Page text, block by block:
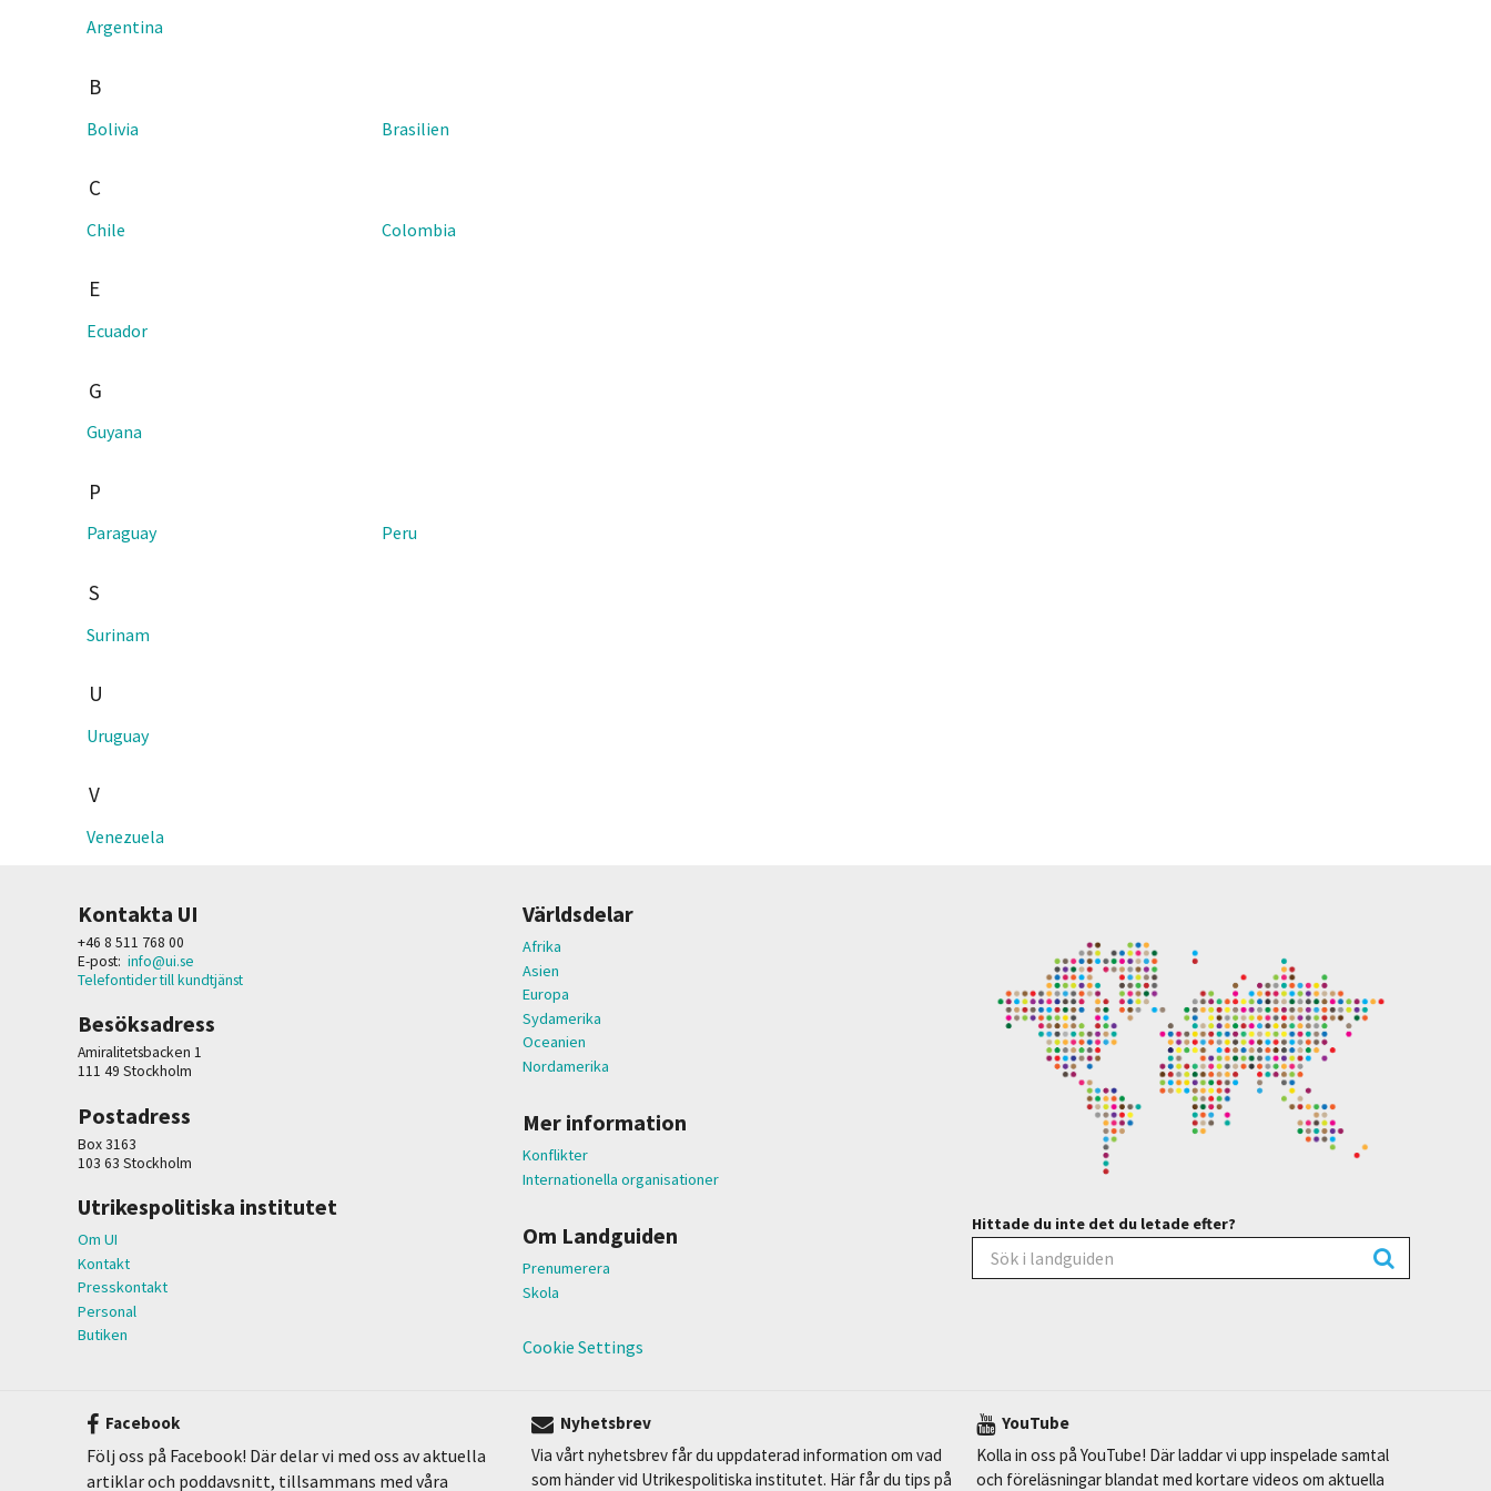
Argentina
B
Bolivia Brasilien
C
Chile Colombia
E
Ecuador
G
Guyana
P
Paraguay Peru
S
Surinam
U
Uruguay
V
Venezuela
Kontakta UI
+46 8 511 768 00
E-post: info@ui.se
Telefontider till kundtjänst
Besöksadress
Amiralitetsbacken 1
111 49 Stockholm
Postadress
Box 3163
103 63 Stockholm
Utrikespolitiska institutet
Om UI
Kontakt
Presskontakt
Personal
Butiken
Världsdelar
Afrika
Asien
Europa
Sydamerika
Oceanien
Nordamerika
Mer information
Konflikter
Internationella organisationer
Om Landguiden
Prenumerera
Skola
Cookie Settings
Hittade du inte det du letade efter?
Facebook
Följ oss på Facebook! Där delar vi med oss av aktuella
artiklar och poddavsnitt, tillsammans med våra
Nyhetsbrev
Via vårt nyhetsbrev får du uppdaterad information om vad
som händer vid Utrikespolitiska institutet. Här får du tips på
YouTube
Kolla in oss på YouTube! Där laddar vi upp inspelade samtal
och föreläsningar blandat med kortare videos om aktuella